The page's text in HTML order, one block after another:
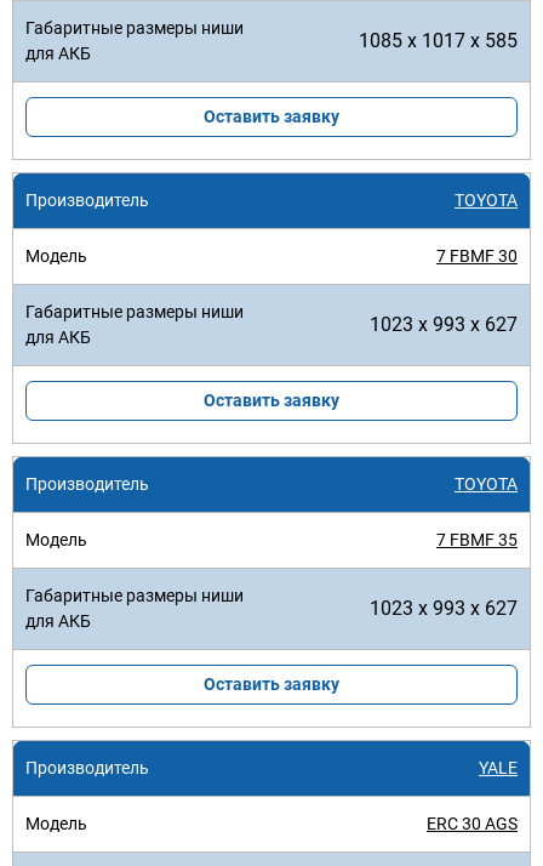
1085 x 1017 x 585
Оставить заявку
TOYOTA
7 FBMF 30
1023 x 993 x 627
Оставить заявку
TOYOTA
7 FBMF 35
1023 x 993 x 627
Оставить заявку
YALE
ERC 30 AGS